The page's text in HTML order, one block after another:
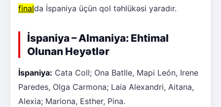
finalda İspaniya üçün qol təhlükəsi yaradır.
İspaniya – Almaniya: Ehtimal
Olunan Heyətlər
İspaniya: Cata Coll; Ona Batlle, Mapi León, Irene
Paredes, Olga Carmona; Laia Alexandri, Aitana,
Alexia; Mariona, Esther, Pina.